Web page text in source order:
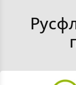
Сумки-авоськи